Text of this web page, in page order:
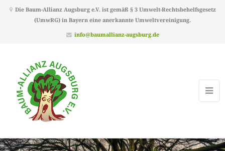
Die Baum-Allianz Augsburg e.V. ist gemäß § 3 Umwelt-Rechtsbehelfsgesetz
(UmwRG) in Bayern eine anerkannte Umweltvereinigung.
info@baumallianz-augsburg.de